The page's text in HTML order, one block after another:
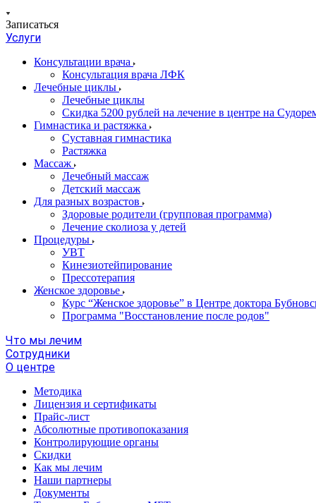
Записаться
Услуги
Консультации врача
Консультация врача ЛФК
Лечебные циклы
Лечебные циклы
Скидка 5200 рублей на лечение в центре на
Гимнастика и растяжка
Суставная гимнастика
Растяжка
Массаж
Лечебный массаж
Детский массаж
Для разных возрастов
Здоровые родители (групповая программа)
Лечение сколиоза у детей
Процедуры
УВТ
Кинезиотейпирование
Прессотерапия
Женское здоровье
Курс “Женское здоровье” в Центре доктора
Программа "Восстановление после родов"
Что мы лечим
Сотрудники
О центре
Методика
Лицензия и сертификаты
Прайс-лист
Абсолютные противопоказания
Контролирующие органы
Скидки
Как мы лечим
Наши партнеры
Документы